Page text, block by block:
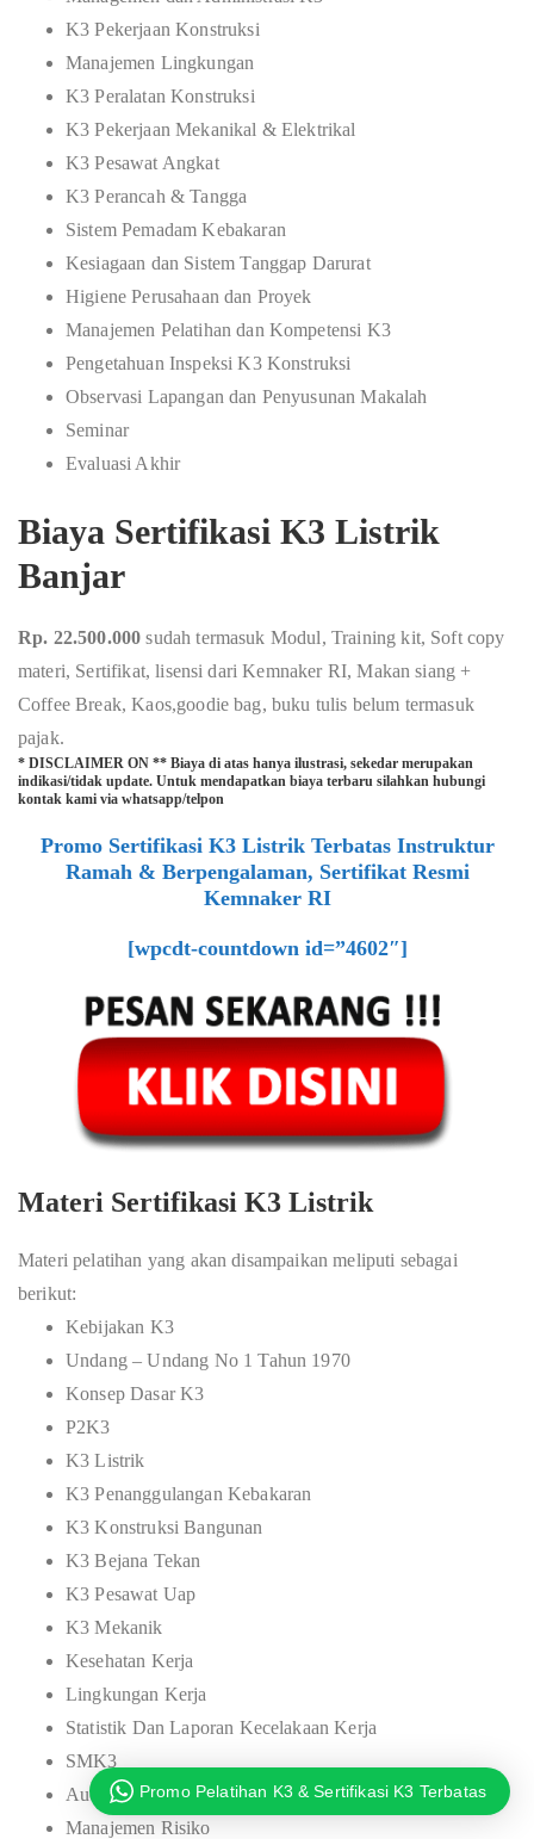
K3 Pekerjaan Konstruksi
Manajemen Lingkungan
K3 Peralatan Konstruksi
K3 Pekerjaan Mekanikal & Elektrikal
K3 Pesawat Angkat
K3 Perancah & Tangga
Sistem Pemadam Kebakaran
Kesiagaan dan Sistem Tanggap Darurat
Higiene Perusahaan dan Proyek
Manajemen Pelatihan dan Kompetensi K3
Pengetahuan Inspeksi K3 Konstruksi
Observasi Lapangan dan Penyusunan Makalah
Seminar
Evaluasi Akhir
Biaya Sertifikasi K3 Listrik
Banjar
Rp. 22.500.000sudah termasuk Modul, Training kit, Soft copy
materi, Sertifikat, lisensi dari Kemnaker RI, Makan siang +
Coffee Break, Kaos,goodie bag, buku tulis belum termasuk
pajak.
* DISCLAIMER ON ** Biaya di atas hanya ilustrasi, sekedar merupakan
indikasi/tidak update. Untuk mendapatkan biaya terbaru silahkan hubungi
kontak kami via whatsapp/telpon
Promo Sertifikasi K3 Listrik Terbatas Instruktur
Ramah & Berpengalaman, Sertifikat Resmi
Kemnaker RI
[wpcdt-countdown id=”4602″]
Materi Sertifikasi K3 Listrik
Materi pelatihan yang akan disampaikan meliputi sebagai
berikut:
Kebijakan K3
Undang – Undang No 1 Tahun 1970
Konsep Dasar K3
P2K3
K3 Listrik
K3 Penanggulangan Kebakaran
K3 Konstruksi Bangunan
K3 Bejana Tekan
K3 Pesawat Uap
K3 Mekanik
Kesehatan Kerja
Lingkungan Kerja
Statistik Dan Laporan Kecelakaan Kerja
SMK3
Audit SMK3
Manajemen Risiko
Promo Pelatihan K3 & Sertifikasi K3 Terbatas